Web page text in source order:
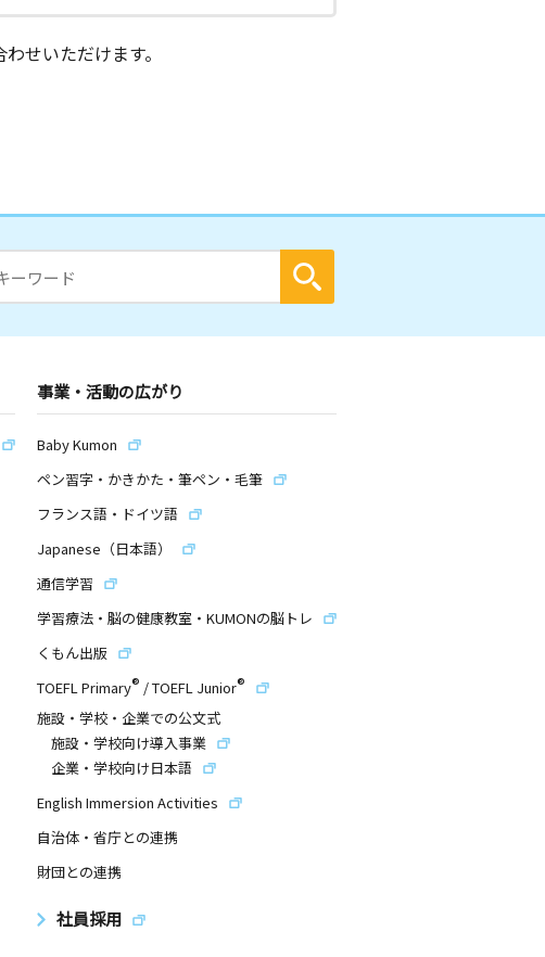
せいただけます。
事業・活動の広がり
Baby Kumon
ペン習字・かきかた・筆ペン・毛筆
フランス語・ドイツ語
Japanese（日本語）
通信学習
学習療法・脳の健康教室・KUMONの脳トレ
くもん出版
TOEFL Primary® /TOEFL Junior®
施設・学校・企業での公文式
施設・学校向け導入事業
企業・学校向け日本語
English Immersion Activities
自治体・省庁との連携
財団との連携
社員採用